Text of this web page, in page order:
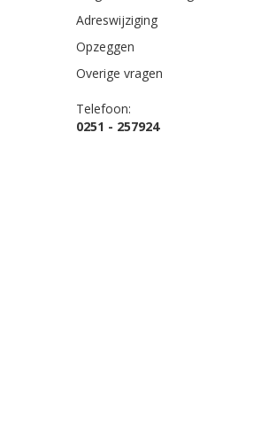
Adreswijziging
Opzeggen
Overige vragen
Telefoon:
0251 - 257924